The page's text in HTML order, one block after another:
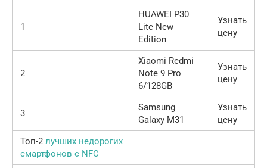
1
HUAWEI P30
Lite New
Edition
Узнать
цену
2
Xiaomi Redmi
Note 9 Pro
6/128GB
Узнать
цену
3
Samsung
Galaxy M31
Узнать
цену
Топ-2 лучших недорогих
смартфонов с NFC